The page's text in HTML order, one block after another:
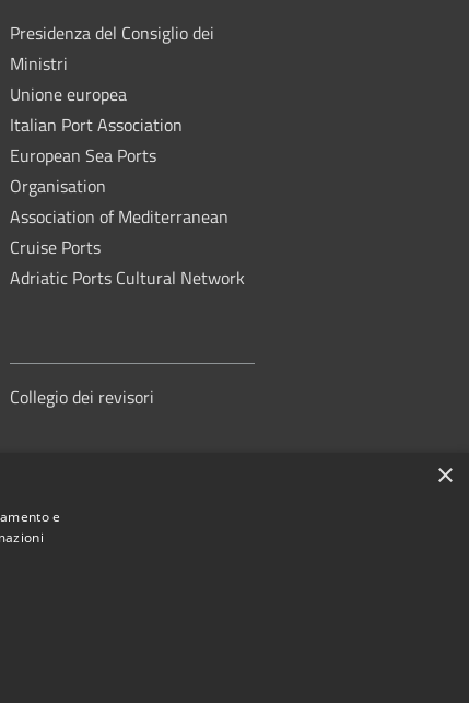
Presidenza del Consiglio dei
Ministri
Unione europea
Italian Port Association
European Sea Ports
Organisation
Association of Mediterranean
Cruise Ports
Adriatic Ports Cultural Network
Collegio dei revisori
di Sistema Portuale del Mare
×
e